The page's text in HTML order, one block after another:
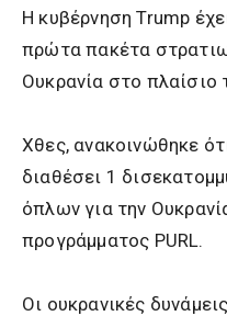
Η κυβέρνηση Trump
πρώτα πακέτα
Ουκρανία στο πλαίσιο
Χθες, ανακοινώθηκε
διαθέσει 1
όπλων για την
προγράμματος PURL.
Οι ουκρανικές